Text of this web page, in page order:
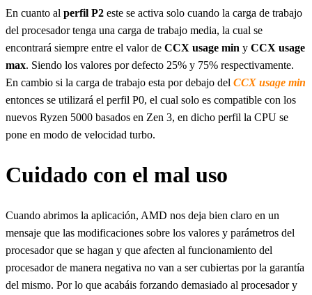
En cuanto al perfil P2 este se activa solo cuando la carga de trabajo
del procesador tenga una carga de trabajo media, la cual se
encontrará siempre entre el valor de CCX usage min y CCX usage
max. Siendo los valores por defecto 25% y 75% respectivamente.
En cambio si la carga de trabajo esta por debajo del CCX usage min
entonces se utilizará el perfil P0, el cual solo es compatible con los
nuevos Ryzen 5000 basados en Zen 3, en dicho perfil la CPU se
pone en modo de velocidad turbo.
Cuidado con el mal uso
Cuando abrimos la aplicación, AMD nos deja bien claro en un
mensaje que las modificaciones sobre los valores y parámetros del
procesador que se hagan y que afecten al funcionamiento del
procesador de manera negativa no van a ser cubiertas por la garantía
del mismo. Por lo que acabáis forzando demasiado al procesador y